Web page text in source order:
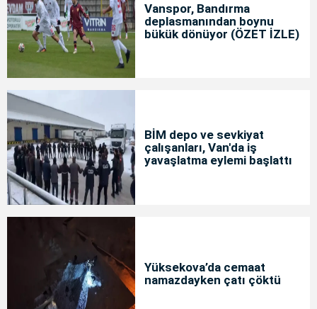
Vanspor, Bandırma
deplasmanından boynu
bükük dönüyor (ÖZET İZLE)
BİM depo ve sevkiyat
çalışanları, Van'da iş
yavaşlatma eylemi başlattı
Yüksekova’da cemaat
namazdayken çatı çöktü